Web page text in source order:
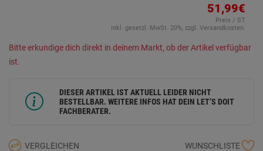
derselben
51,99€
Preis / ST
inkl. gesetzl. MwSt. 20%, zzgl. Versandkosten.
Bitte erkundige dich direkt in deinem Markt, ob der Artikel verfügbar
ist.
DIESER ARTIKEL IST AKTUELL LEIDER NICHT
BESTELLBAR. WEITERE INFOS HAT DEIN LET’S DOIT
FACHBERATER.
VERGLEICHEN WUNSCHLISTE